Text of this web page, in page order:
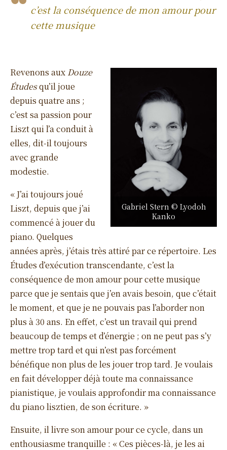
c’est la conséquence de mon amour pour
cette musique
Gabriel Stern © Lyodoh
Kanko
Revenons aux Douze
Étudesqu’il joue
depuis quatre ans ;
c’est sa passion pour
Liszt qui l’a conduit à
elles, dit-il toujours
avec grande
modestie.
« J’ai toujours joué
Liszt, depuis que j’ai
commencé à jouer du
piano. Quelques
années après, j’étais très attiré par ce répertoire. Les
Études d’exécution transcendante, c’est la
conséquence de mon amour pour cette musique
parce que je sentais que j’en avais besoin, que c’était
le moment, et que je ne pouvais pas l’aborder non
plus à 30 ans. En effet, c’est un travail qui prend
beaucoup de temps et d’énergie ; on ne peut pas s’y
mettre trop tard et qui n’est pas forcément
bénéfique non plus de les jouer trop tard. Je voulais
en fait développer déjà toute ma connaissance
pianistique, je voulais approfondir ma connaissance
du piano lisztien, de son écriture. »
Ensuite, il livre son amour pour ce cycle, dans un
enthousiasme tranquille : « Ces pièces-là, je les ai